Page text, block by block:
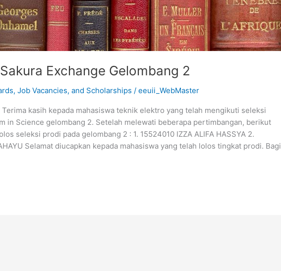
Exchange Gelombang 2
Job Vacancies, and Scholarships / eeuii_WebMaster
kasih kepada mahasiswa teknik elektro yang telah mengikuti seleksi
in Science gelombang 2. Setelah melewati beberapa pertimbangan, berikut
seleksi prodi pada gelombang 2 : 1. 15524010 IZZA ALIFA HASSYA 2.
Selamat diucapkan kepada mahasiswa yang telah lolos tingkat prodi. Bagi